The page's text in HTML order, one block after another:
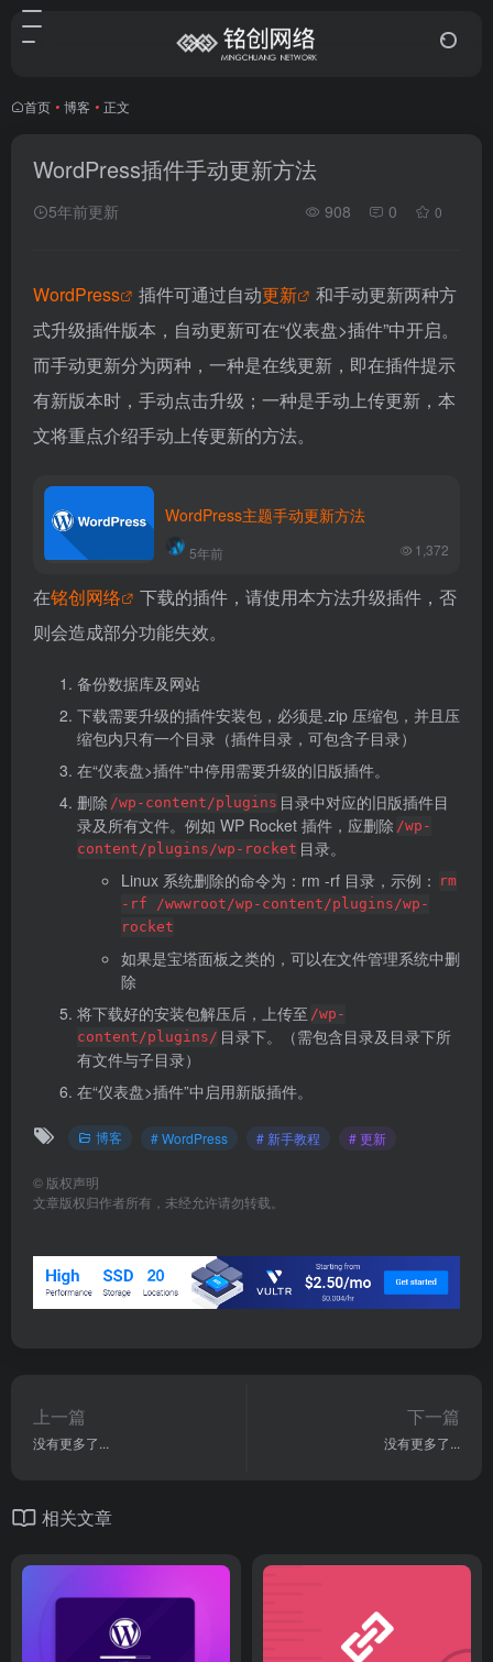
首页 • 博客 • 正文
WordPress插件手动更新方法
5年前更新 908 0 0
WordPress 插件可通过自动更新
和手动更新两种方
式升级插件版本，自动更新可在“仪表盘>插件”中开启。
而手动更新分为两种，一种是在线更新，即在插件提示
有新版本时，手动点击升级；一种是手动上传更新，本
文将重点介绍手动上传更新的方法。
WordPress主题手动更新方法
5年前 1,372
在铭创网络
下载的插件，请使用本方法升级插件，否
则会造成部分功能失效。
备份数据库及网站
下载需要升级的插件安装包，必须是.zip 压缩包，并且压
缩包内只有一个目录（插件目录，可包含子目录）
在“仪表盘>插件”中停用需要升级的旧版插件。
删除 /wp-content/plugins 目录中对应的旧版插件目
录及所有文件。例如 WP Rocket 插件，应删除 /wp-
content/plugins/wp-rocket 目录。
Linux 系统删除的命令为：rm -rf 目录，示例：
rm
-rf /wwwroot/wp-content/plugins/wp-
rocket
如果是宝塔面板之类的，可以在文件管理系统中删
除
将下载好的安装包解压后，上传至 /wp-
content/plugins/ 目录下。（需包含目录及目录下所
有文件与子目录）
在“仪表盘>插件”中启用新版插件。
博客 # WordPress # 新手教程 # 更新
© 版权声明
文章版权归作者所有，未经允许请勿转载。
上一篇
没有更多了...
下一篇
没有更多了...
相关文章